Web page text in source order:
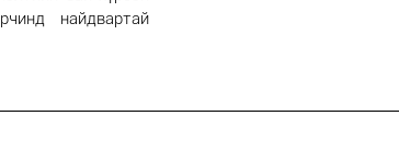
найдвартай